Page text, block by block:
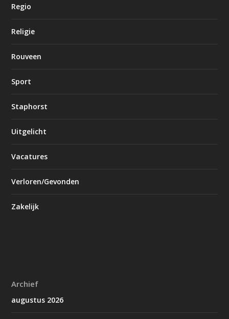
Regio
Religie
Rouveen
Sport
Staphorst
Uitgelicht
Vacatures
Verloren/Gevonden
Zakelijk
Archief
augustus 2026